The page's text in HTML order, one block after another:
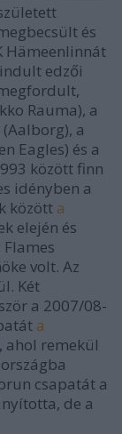
és
Hämeenlinnát
edzői
Rauma), a
a
Eagles) és a
között finn
idényben a
között a
elején és
Flames
volt. Az
Két
a 2007/08-
a
, ahol remekül
csapatát a
de a